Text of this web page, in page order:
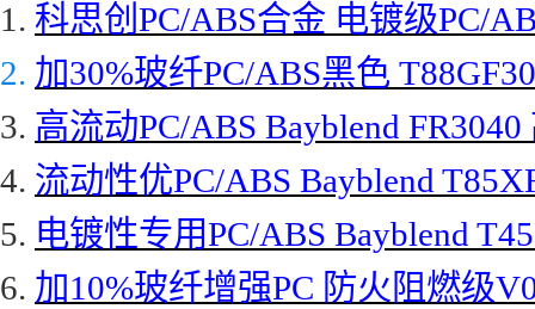
1. 科思创 PC/ABS合金 电镀级PC/
2. 加30%玻纤PC/ABS黑色
3. 高流动PC/ABS Bayblend
4. 流动性优PC/ABS Bayblend
5. 电镀性专用PC/ABS Bayblend
6. 加10%玻纤增强PC 防火阻燃级